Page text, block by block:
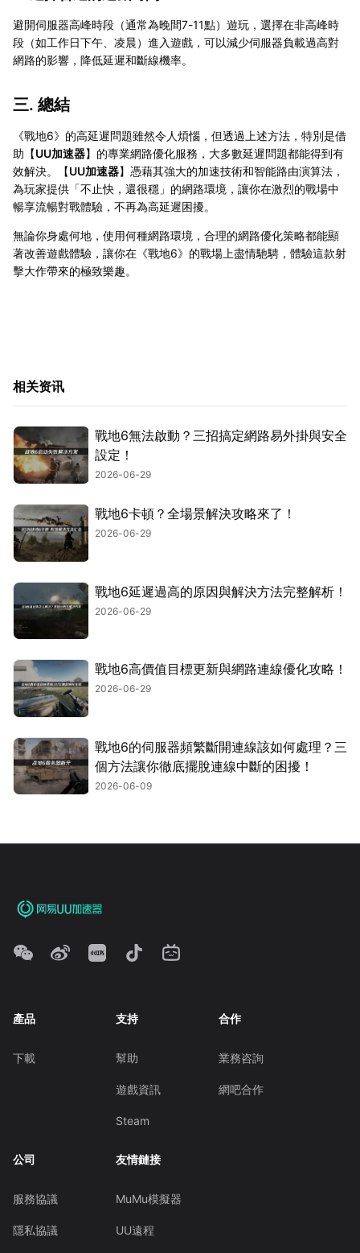
避開伺服器高峰時段（通常為晚間7-11點）遊玩，選擇在非高峰時
段（如工作日下午、凌晨）進入遊戲，可以減少伺服器負載過高對
網路的影響，降低延遲和斷線機率。
三. 總結
《戰地6》的高延遲問題雖然令人煩惱，但透過上述方法，特別是借
助【UU加速器】的專業網路優化服務，大多數延遲問題都能得到有
效解決。【UU加速器】憑藉其強大的加速技術和智能路由演算法，
為玩家提供「不止快，還很穩」的網路環境，讓你在激烈的戰場中
暢享流暢對戰體驗，不再為高延遲困擾。
無論你身處何地，使用何種網路環境，合理的網路優化策略都能顯
著改善遊戲體驗，讓你在《戰地6》的戰場上盡情馳騁，體驗這款射
擊大作帶來的極致樂趣。
相关资讯
戰地6無法啟動？三招搞定網路易外掛與安全
設定！
2026-06-29
戰地6卡頓？全場景解決攻略來了！
2026-06-29
戰地6延遲過高的原因與解決方法完整解析！
2026-06-29
戰地6高價值目標更新與網路連線優化攻略！
2026-06-29
戰地6的伺服器頻繁斷開連線該如何處理？三
個方法讓你徹底擺脫連線中斷的困擾！
2026-06-09
產品
下載
支持
幫助
遊戲資訊
Steam
合作
業務咨詢
網吧合作
公司
服務協議
隱私協議
友情鏈接
MuMu模擬器
UU遠程